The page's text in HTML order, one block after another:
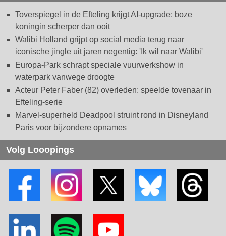
Toverspiegel in de Efteling krijgt AI-upgrade: boze
koningin scherper dan ooit
Walibi Holland grijpt op social media terug naar
iconische jingle uit jaren negentig: 'Ik wil naar Walibi'
Europa-Park schrapt speciale vuurwerkshow in
waterpark vanwege droogte
Acteur Peter Faber (82) overleden: speelde tovenaar in
Efteling-serie
Marvel-superheld Deadpool struint rond in Disneyland
Paris voor bijzondere opnames
Volg Looopings